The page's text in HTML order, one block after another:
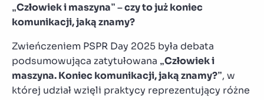
„Człowiek i maszyna” – czy to już koniec
komunikacji, jaką znamy?
Zwieńczeniem PSPR Day 2025 była debata
podsumowująca zatytułowana „Człowiek i
maszyna. Koniec komunikacji, jaką znamy?”, w
której udział wzięli praktycy reprezentujący różne